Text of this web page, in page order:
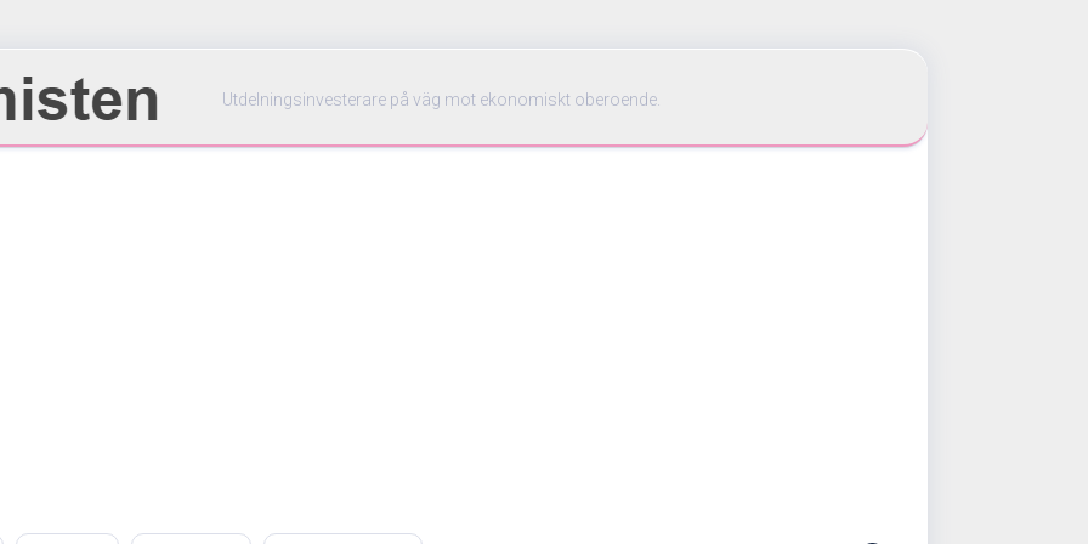
Utdelningsinvesterare på väg mot ekonomiskt oberoende.